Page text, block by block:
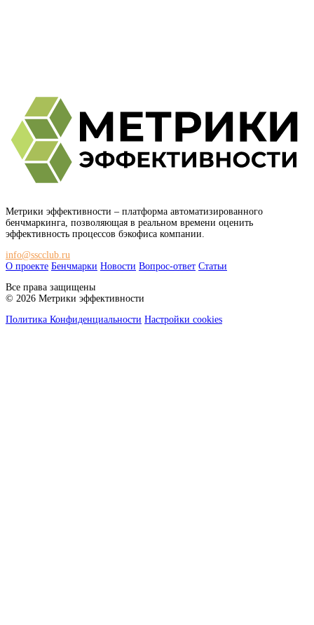
Метрики эффективности – платформа автоматизированного
бенчмаркинга, позволяющая в реальном времени оценить
эффективность процессов бэкофиса компании.
info@sscclub.ru
О проекте Бенчмарки Новости Вопрос-ответ Статьи
Все права защищены
© 2026 Метрики эффективности
Политика Конфиденциальности Настройки cookies